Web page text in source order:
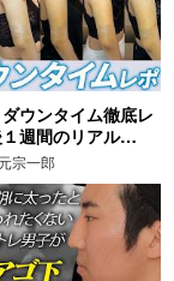
ダウンタイム徹底レ
週間のリアル…
宗一郎